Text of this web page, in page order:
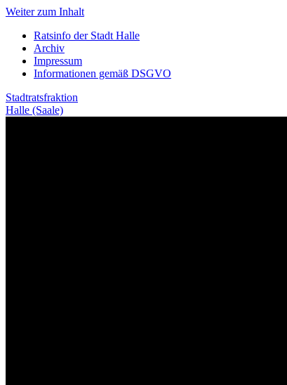
Weiter zum Inhalt
Ratsinfo der Stadt Halle
Archiv
Impressum
Informationen gemäß DSGVO
Stadtratsfraktion
Halle (Saale)